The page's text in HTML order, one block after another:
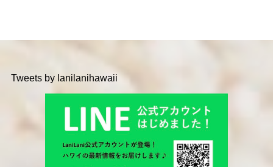
Tweets by lanilanihawaii